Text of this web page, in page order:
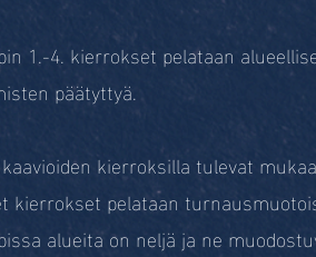
1.-4. kierrokset pelataan
päätyttyä.
kierroksilla tulevat
kierrokset pelataan
alueita on neljä ja ne